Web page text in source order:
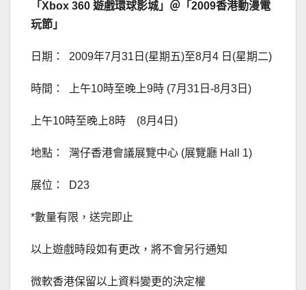
「Xbox 360 遊戲環球影城」＠「2009香港動漫電
玩節」
日期： 2009年7月31日(星期五)至8月4 日(星期二)
時間： 上午10時至晚上9時 (7月31日-8月3日)
上午10時至晚上8時 (8月4日)
地點： 灣仔香港會議展覽中心 (展覽廳 Hall 1)
展位： D23
*數量有限，送完即止
以上遊戲時段如有更改，將不會另行通知
微軟香港保留以上資料變更的決定權